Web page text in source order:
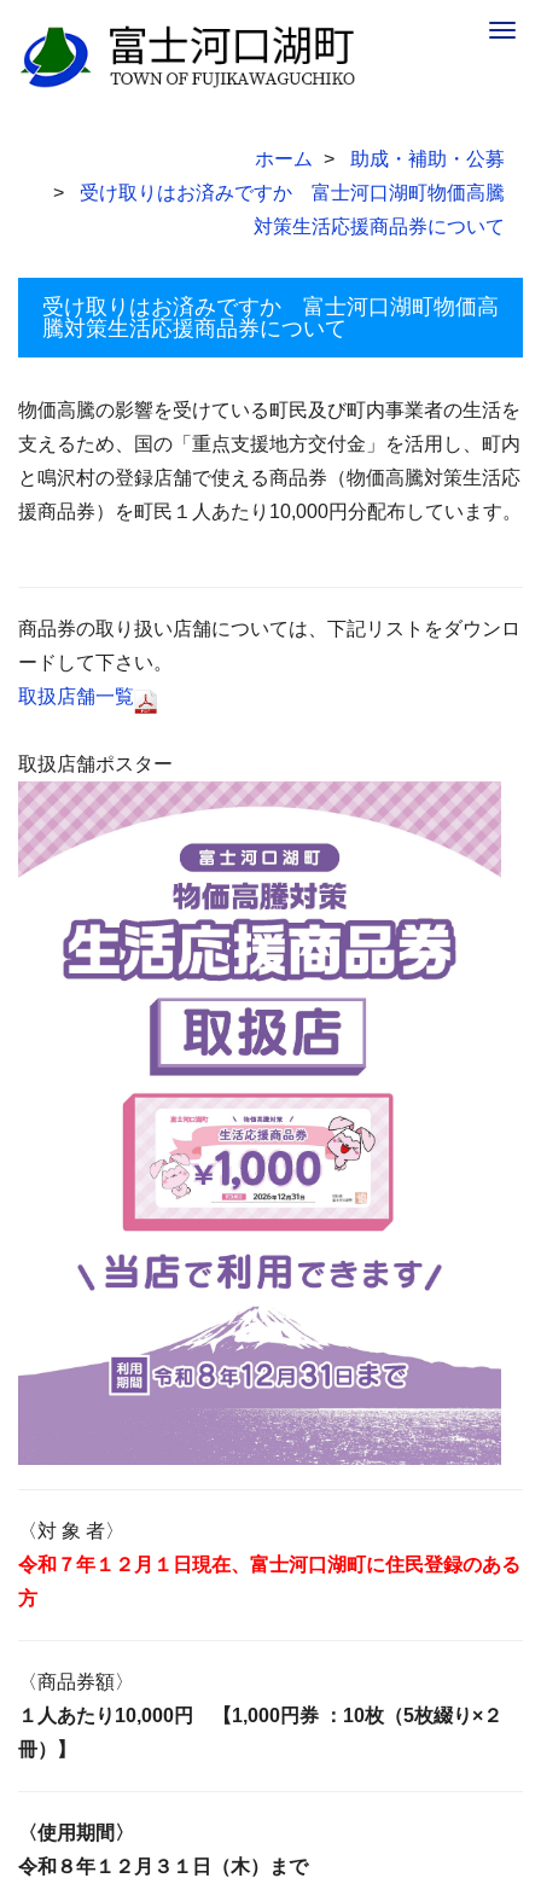
ホーム
助成・補助・公募
受け取りはお済みですか 富士河口湖町物価高騰
対策生活応援商品券について
受け取りはお済みですか 富士河口湖町物価高
騰対策生活応援商品券について
物価高騰の影響を受けている町民及び町内事業者の生活を
支えるため、国の「重点支援地方交付金」を活用し、町内
と鳴沢村の登録店舗で使える商品券（物価高騰対策生活応
援商品券）を町民１人あたり10,000円分配布しています。
商品券の取り扱い店舗については、下記リストをダウンロ
ードして下さい。
取扱店舗一覧
取扱店舗ポスター
〈対 象 者〉
令和７年１２月１日現在、富士河口湖町に住民登録のある
方
〈商品券額〉
１人あたり10,000円 【1,000円券 ：10枚（5枚綴り×２
冊）】
〈使用期間〉
令和８年１２月３１日（木）まで